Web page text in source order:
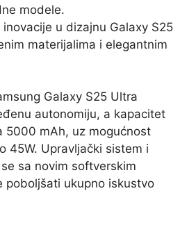
modele.
inovacije u dizajnu Galaxy S25
materijalima i elegantnim
Galaxy S25 Ultra
autonomiju, a kapacitet
5000 mAh, uz mogućnost
45W. Upravljački sistem i
sa novim softverskim
poboljšati ukupno iskustvo